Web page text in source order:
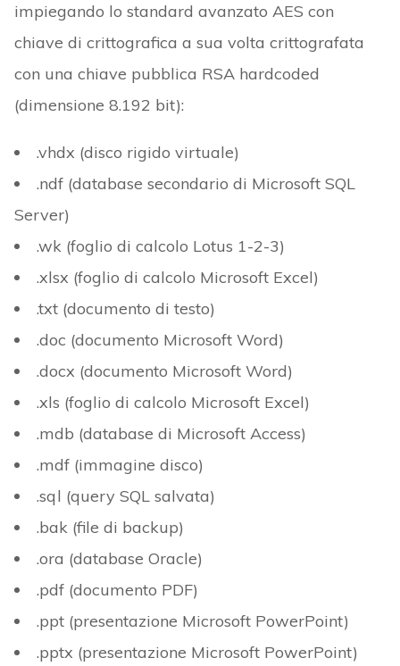
impiegando lo standard avanzato AES con
chiave di crittografica a sua volta crittografata
con una chiave pubblica RSA hardcoded
(dimensione 8.192 bit):
.vhdx (disco rigido virtuale)
.ndf (database secondario di Microsoft SQL
Server)
.wk (foglio di calcolo Lotus 1-2-3)
.xlsx (foglio di calcolo Microsoft Excel)
.txt (documento di testo)
.doc (documento Microsoft Word)
.docx (documento Microsoft Word)
.xls (foglio di calcolo Microsoft Excel)
.mdb (database di Microsoft Access)
.mdf (immagine disco)
.sql (query SQL salvata)
.bak (file di backup)
.ora (database Oracle)
.pdf (documento PDF)
.ppt (presentazione Microsoft PowerPoint)
.pptx (presentazione Microsoft PowerPoint)